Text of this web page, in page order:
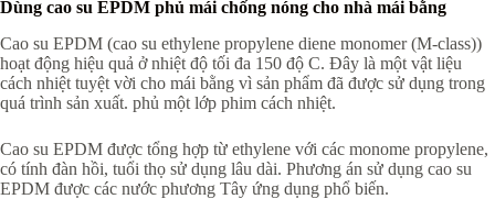
Dùng cao su EPDM phủ mái chống nóng cho nhà mái bằng
Cao su EPDM (cao su ethylene propylene diene monomer (M-class))
hoạt động hiệu quả ở nhiệt độ tối đa 150 độ C. Đây là một vật liệu
cách nhiệt tuyệt vời cho mái bằng vì sản phẩm đã được sử dụng trong
quá trình sản xuất. phủ một lớp phim cách nhiệt.
Cao su EPDM được tổng hợp từ ethylene với các monome propylene,
có tính đàn hồi, tuổi thọ sử dụng lâu dài. Phương án sử dụng cao su
EPDM được các nước phương Tây ứng dụng phổ biến.